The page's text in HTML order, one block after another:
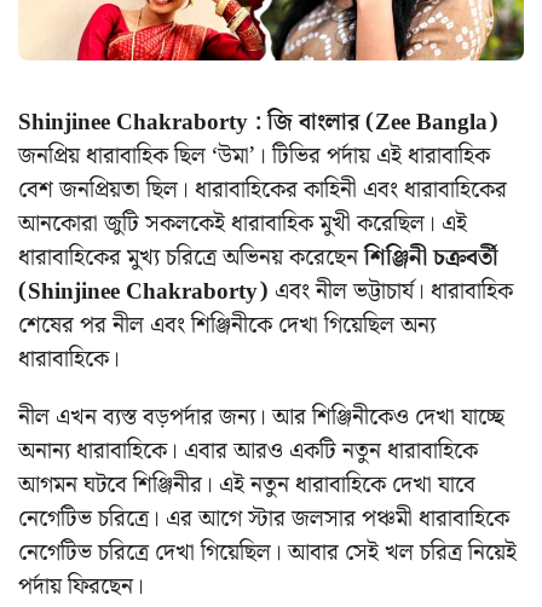
Shinjinee Chakraborty : জি বাংলার (Zee Bangla)
জনপ্রিয় ধারাবাহিক ছিল ‘উমা’। টিভির পর্দায় এই ধারাবাহিক
বেশ জনপ্রিয়তা ছিল। ধারাবাহিকের কাহিনী এবং ধারাবাহিকের
আনকোরা জুটি সকলকেই ধারাবাহিক মুখী করেছিল। এই
ধারাবাহিকের মুখ্য চরিত্রে অভিনয় করেছেনশিঞ্জিনী চক্রবর্তী
(Shinjinee Chakraborty) এবং নীল ভট্টাচার্য। ধারাবাহিক
শেষের পর নীল এবং শিঞ্জিনীকে দেখা গিয়েছিল অন্য
ধারাবাহিকে।
নীল এখন ব্যস্ত বড়পর্দার জন্য। আর শিঞ্জিনীকেও দেখা যাচ্ছে
অনান্য ধারাবাহিকে। এবার আরও একটি নতুন ধারাবাহিকে
আগমন ঘটবে শিঞ্জিনীর। এই নতুন ধারাবাহিকে দেখা যাবে
নেগেটিভ চরিত্রে। এর আগে স্টার জলসার পঞ্চমী ধারাবাহিকে
নেগেটিভ চরিত্রে দেখা গিয়েছিল।আবার সেই খল চরিত্র নিয়েই
পর্দায় ফিরছেন।